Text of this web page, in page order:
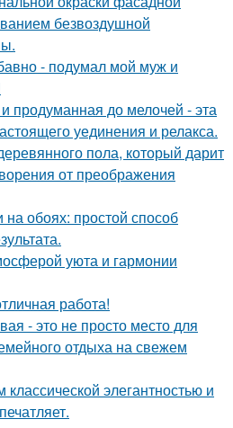
безвоздушной
- подумал мой муж и
продуманная до мелочей - эта
уединения и релакса.
пола, который дарит
от преображения
на обоях: простой способ
уюта и гармонии
работа!
- это не просто место для
отдыха на свежем
элегантностью и